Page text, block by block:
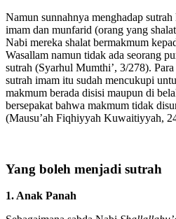
Namun sunnahnya menghadap
imam dan munfarid (orang yang shalat
Nabi mereka shalat bermakmum
Wasallam namun tidak ada seorang
sutrah (Syarhul Mumthi’, 3/278). Para
sutrah imam itu sudah mencukupi
makmum berada disisi maupun di
bersepakat bahwa makmum tidak
Yang boleh menjadi sutrah